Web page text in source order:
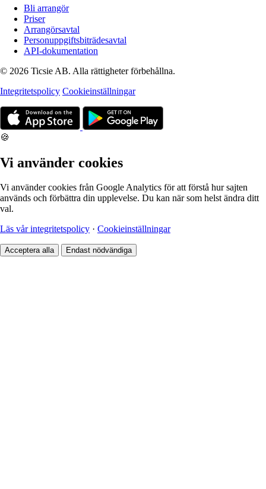
Bli arrangör
Priser
Arrangörsavtal
Personuppgiftsbiträdesavtal
API-dokumentation
© 2026 Ticsie AB. Alla rättigheter förbehållna.
Integritetspolicy Cookieinställningar
🍪
Vi använder cookies
Vi använder cookies från Google Analytics för att förstå hur sajten
används och förbättra din upplevelse. Du kan när som helst ändra ditt
val.
Läs vår integritetspolicy · Cookieinställningar
Acceptera alla Endast nödvändiga